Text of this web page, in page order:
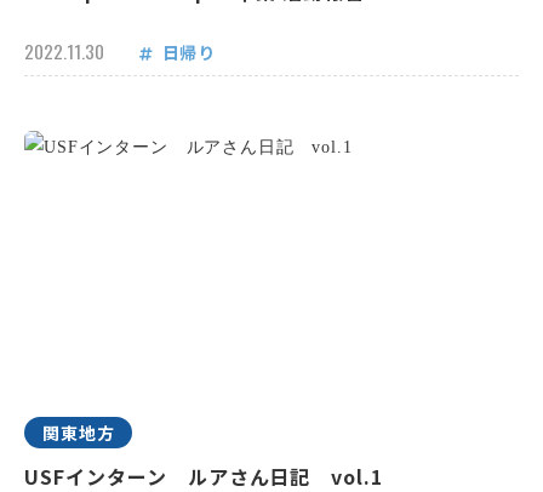
2022.11.30 日帰り
関東地方
USFインターン ルアさん日記 vol.1